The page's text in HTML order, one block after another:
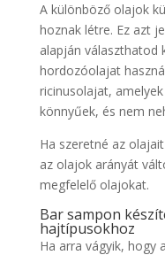
A különböző olajok
hoznak létre. Ez azt
alapján választhatod
hordozóolajat
ricinusolajat,
könnyűek, és nem
Ha szeretné az
az olajok arányát
megfelelő olajokat.
Bar sampon
hajtípusokhoz
Ha arra vágyik, hogy